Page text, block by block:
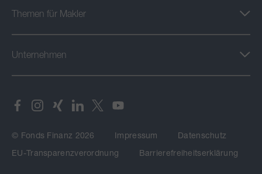
Themen für Makler
Unternehmen
© Fonds Finanz 2026 Impressum
Datenschutz
EU-Transparenzverordnung
Barrierefreiheitserklärung